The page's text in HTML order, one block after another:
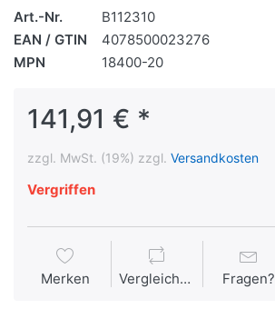
Art.-Nr.
B112310
EAN / GTIN
4078500023276
MPN
18400-20
141,91 € *
zzgl. MwSt. (19%) zzgl. Versandkosten
Vergriffen
Merken Vergleichen Fragen?